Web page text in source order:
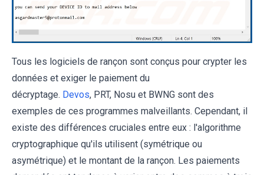
Tous les logiciels de rançon sont conçus pour crypter les
données et exiger le paiement du
décryptage. Devos, PRT, Nosu et BWNG sont des
exemples de ces programmes malveillants. Cependant, il
existe des différences cruciales entre eux : l'algorithme
cryptographique qu'ils utilisent (symétrique ou
asymétrique) et le montant de la rançon. Les paiements